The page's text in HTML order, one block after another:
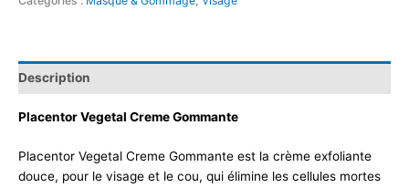
Description
Placentor Vegetal Creme Gommante
Placentor Vegetal Creme Gommante est la crème exfoliante
douce, pour le visage et le cou, qui élimine les cellules mortes